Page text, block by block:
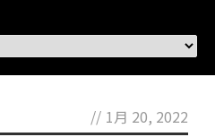
// 1月 20, 2022